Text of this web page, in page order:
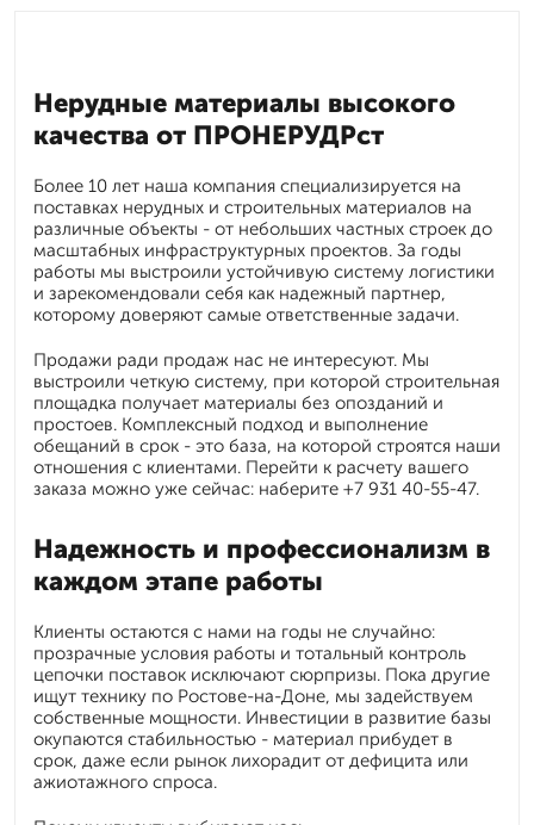
Нерудные материалы высокого
качества от ПРОНЕРУДРст
Более 10 лет наша компания специализируется на
поставках нерудных и строительных материалов на
различные объекты - от небольших частных строек до
масштабных инфраструктурных проектов. За годы
работы мы выстроили устойчивую систему логистики
и зарекомендовали себя как надежный партнер,
которому доверяют самые ответственные задачи.
Продажи ради продаж нас не интересуют. Мы
выстроили четкую систему, при которой строительная
площадка получает материалы без опозданий и
простоев. Комплексный подход и выполнение
обещаний в срок - это база, на которой строятся наши
отношения с клиентами. Перейти к расчету вашего
заказа можно уже сейчас: наберите +7 931 40-55-47.
Надежность и профессионализм в
каждом этапе работы
Клиенты остаются с нами на годы не случайно:
прозрачные условия работы и тотальный контроль
цепочки поставок исключают сюрпризы. Пока другие
ищут технику по Ростове-на-Доне, мы задействуем
собственные мощности. Инвестиции в развитие базы
окупаются стабильностью - материал прибудет в
срок, даже если рынок лихорадит от дефицита или
ажиотажного спроса.